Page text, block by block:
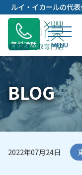
ルイ・イカールの代
無料通話
BLOG
2022年07月24日